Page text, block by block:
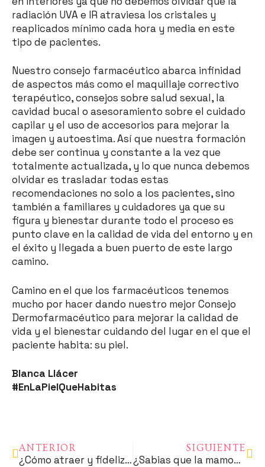
radiación UVA e IR atraviesa los cristales y
reaplicados mínimo cada hora y media en este
tipo de pacientes.
Nuestro consejo farmacéutico abarca infinidad
de aspectos más como el maquillaje correctivo
terapéutico, consejos sobre salud sexual, la
cavidad bucal o asesoramiento sobre el cuidado
capilar y el uso de accesorios para mejorar la
imagen y autoestima. Así que nuestra formación
debe ser continua y constante a la vez que
totalmente actualizada, y lo que nunca debemos
olvidar es trasladar todas estas
recomendaciones no solo a los pacientes, sino
también a familiares y cuidadores ya que su
figura y bienestar durante todo el proceso es
punto clave en la calidad de vida del entorno y en
el éxito y llegada a buen puerto de este largo
camino.
Camino en el que los farmacéuticos tenemos
mucho por hacer dando nuestro mejor Consejo
Dermofarmacéutico para mejorar la calidad de
vida y el bienestar cuidando del lugar en el que el
paciente habita: su piel.
Blanca Llácer
#EnLaPielQueHabitas
ANTERIOR
¿Cómo atraer y fidelizar al paciente oncológico desde las redes sociales de la farmacia?
SIGUIENTE
¿Sabias que la mamografía no es igual de eficaz en todas las mujeres?